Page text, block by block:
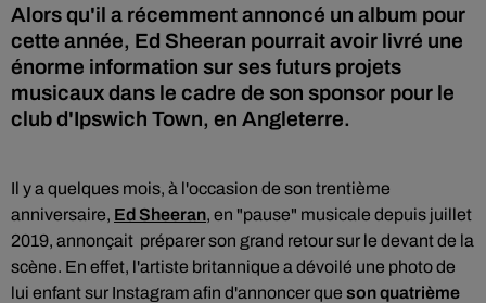
Alors qu'il a récemment annoncé un album pour
cette année, Ed Sheeran pourrait avoir livré une
énorme information sur ses futurs projets
musicaux dans le cadre de son sponsor pour le
club d'Ipswich Town, en Angleterre.
Il y a quelques mois, à l'occasion de son trentième
anniversaire, Ed Sheeran, en "pause" musicale depuis juillet
2019, annonçait préparer son grand retour sur le devant de la
scène. En effet, l'artiste britannique a dévoilé une photo de
lui enfant sur Instagram afin d'annoncer que son quatrième